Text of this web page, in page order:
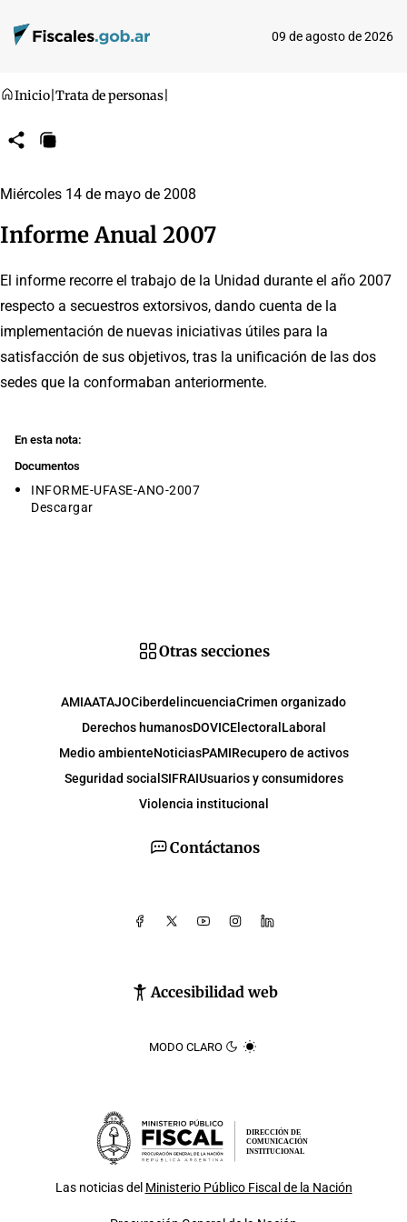
09 de agosto de 2026
Inicio Trata de personas
CompartirCopiar
Miércoles 14 de mayo de 2008
Informe Anual 2007
El informe recorre el trabajo de la Unidad durante el año 2007
respecto a secuestros extorsivos, dando cuenta de la
implementación de nuevas iniciativas útiles para la
satisfacción de sus objetivos, tras la unificación de las dos
sedes que la conformaban anteriormente.
En esta nota:
Documentos
INFORME-UFASE-ANO-2007
Descargar
Contáctanos
Accesibilidad web
MODO CLARO
Otras secciones
AMIAATAJOCiberdelincuenciaCrimen organizado
Derechos humanosDOVICElectoral Laboral
Medio ambienteNoticiasPAMIRecupero de activos
Seguridad social SIFRAIUsuarios y consumidores
Violencia institucional
DIRECCIÓN DE
COMUNICACIÓN
INSTITUCIONAL
Las noticias del Ministerio Público Fiscal de la Nación